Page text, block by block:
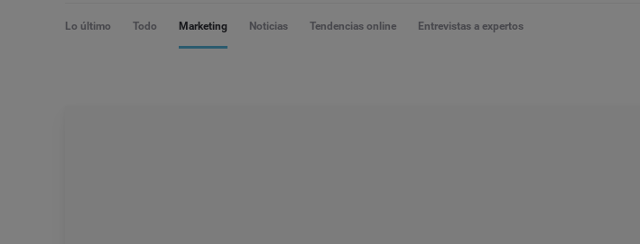
Lo último Todo Marketing Noticias Tendencias online Entrevistas a expertos